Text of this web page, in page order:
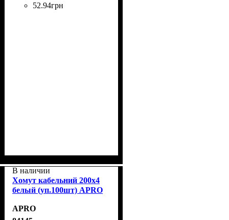
52.94грн
В наличии
Хомут кабельний 200x4
белый (уп.100шт) APRO
APRO